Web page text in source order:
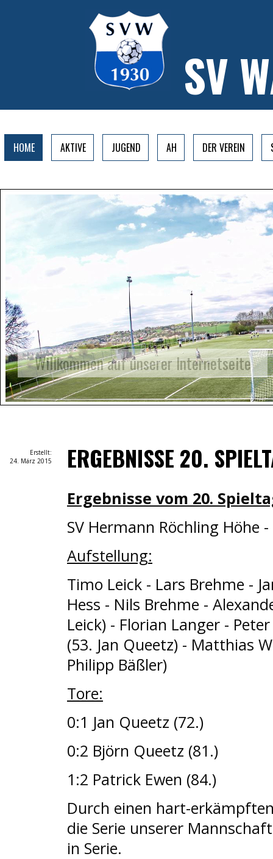
SV
HOME AKTIVE JUGEND AH DER VEREIN
Auf geht's!
Erstellt:
24. März 2015
ERGEBNISSE 20.
Ergebnisse vom 20.
SV Hermann Röchling Höhe
Aufstellung:
Timo Leick - Lars Brehme -
Hess - Nils Brehme -
Leick) - Florian Langer -
(53. Jan Queetz) - Matthias
Philipp Bäßler)
Tore:
0:1 Jan Queetz (72.)
0:2 Björn Queetz (81.)
1:2 Patrick Ewen (84.)
Durch einen hart-
die Serie unserer
in Serie.